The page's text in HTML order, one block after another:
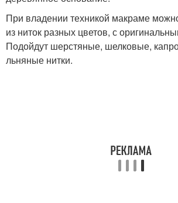
При владении техникой макраме
из ниток разных цветов, с
Подойдут шерстяные, шелковые,
льняные нитки.